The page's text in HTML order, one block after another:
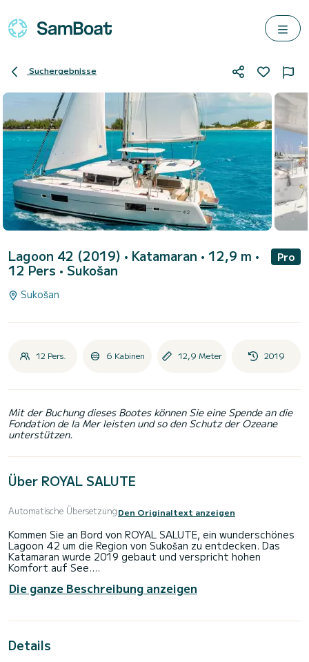
Suchergebnisse
Lagoon 42 (2019) • Katamaran • 12,9 m •
12 Pers • Sukošan
Pro
Sukošan
12 Pers. 6 Kabinen 12,9 Meter 2019
Mit der Buchung dieses Bootes können Sie eine Spende an die
Fondation de la Mer leisten und so den Schutz der Ozeane
unterstützen.
Über ROYAL SALUTE
Automatische ÜbersetzungDen Originaltext anzeigen
Kommen Sie an Bord von ROYAL SALUTE, ein wunderschönes
Lagoon 42 um die Region von Sukošan zu entdecken. Das
Katamaran wurde 2019 gebaut und verspricht hohen
Komfort auf See.
Das Boot hat 6 Kabinen mit allem Komfort und eine
Kapazität von 12 Personen. Mit einer Gesamtlänge von 13
einzigartigen Urlaub auf dem Wasser in der Umgebung von
Die ganze Beschreibung anzeigen
Details